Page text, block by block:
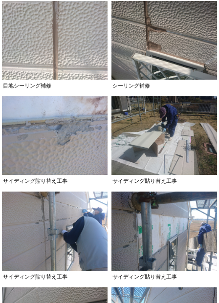
目地シーリング補修 シーリング補修
サイディング貼り替え工事 サイディング貼り替え工事
サイディング貼り替え工事 サイディング貼り替え工事